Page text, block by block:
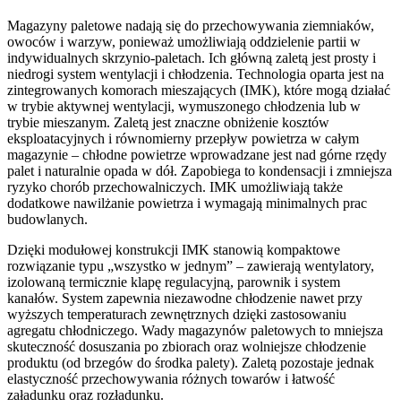
Magazyny paletowe nadają się do przechowywania ziemniaków,
owoców i warzyw, ponieważ umożliwiają oddzielenie partii w
indywidualnych skrzynio-paletach. Ich główną zaletą jest prosty i
niedrogi system wentylacji i chłodzenia. Technologia oparta jest na
zintegrowanych komorach mieszających (IMK), które mogą działać
w trybie aktywnej wentylacji, wymuszonego chłodzenia lub w
trybie mieszanym. Zaletą jest znaczne obniżenie kosztów
eksploatacyjnych i równomierny przepływ powietrza w całym
magazynie – chłodne powietrze wprowadzane jest nad górne rzędy
palet i naturalnie opada w dół. Zapobiega to kondensacji i zmniejsza
ryzyko chorób przechowalniczych. IMK umożliwiają także
dodatkowe nawilżanie powietrza i wymagają minimalnych prac
budowlanych.
Dzięki modułowej konstrukcji IMK stanowią kompaktowe
rozwiązanie typu „wszystko w jednym” – zawierają wentylatory,
izolowaną termicznie klapę regulacyjną, parownik i system
kanałów. System zapewnia niezawodne chłodzenie nawet przy
wyższych temperaturach zewnętrznych dzięki zastosowaniu
agregatu chłodniczego. Wady magazynów paletowych to mniejsza
skuteczność dosuszania po zbiorach oraz wolniejsze chłodzenie
produktu (od brzegów do środka palety). Zaletą pozostaje jednak
elastyczność przechowywania różnych towarów i łatwość
załadunku oraz rozładunku.